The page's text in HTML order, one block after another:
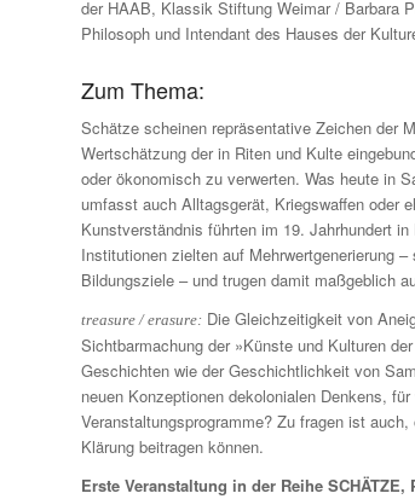
der HAAB, Klassik Stiftung Weimar / Barbara
Philosoph und Intendant des Hauses der
Zum Thema:
Schätze scheinen repräsentative Zeichen der
Wertschätzung der in Riten und Kulte
oder ökonomisch zu verwerten. Was heute in
umfasst auch Alltagsgerät, Kriegswaffen oder
Kunstverständnis führten im 19. Jahrhundert
Institutionen zielten auf Mehrwert­generierung
Bildungsziele – und trugen damit maßgeblich
treasure / erasure: Die Gleichzeitigkeit von
Sichtbarmachung der »Künste und Kulturen
Geschichten wie der Geschichtlichkeit von
neuen Konzeptionen dekolonialen Denkens,
Veran­staltungsprogramme? Zu fragen ist
Klärung beitragen können.
Erste Veranstaltung in der Reihe